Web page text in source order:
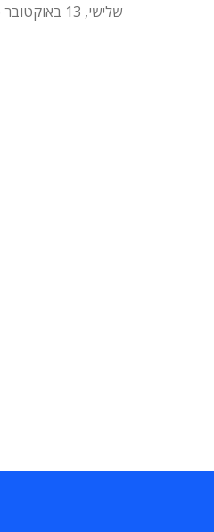
שלישי, 13 באוקטובר 2026